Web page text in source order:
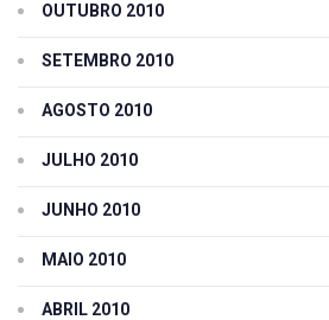
OUTUBRO 2010
SETEMBRO 2010
AGOSTO 2010
JULHO 2010
JUNHO 2010
MAIO 2010
ABRIL 2010